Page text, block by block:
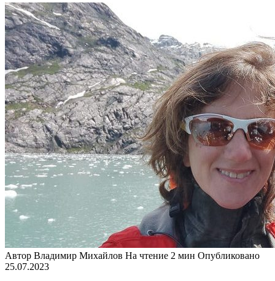
Автор Владимир Михайлов На чтение 2 мин Опубликовано
25.07.2023